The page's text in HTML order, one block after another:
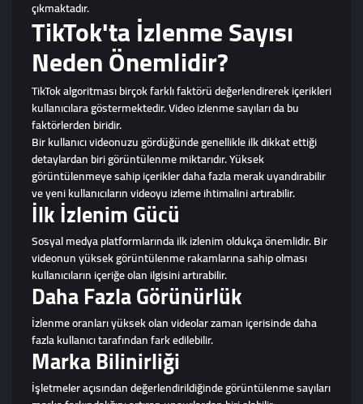
çıkmaktadır.
TikTok'ta İzlenme Sayısı
Neden Önemlidir?
TikTok algoritması birçok farklı faktörü değerlendirerek içerikleri
kullanıcılara göstermektedir. Video izlenme sayıları da bu
faktörlerden biridir.
Bir kullanıcı videonuzu gördüğünde genellikle ilk dikkat ettiği
detaylardan biri görüntülenme miktarıdır. Yüksek
görüntülenmeye sahip içerikler daha fazla merak uyandırabilir
ve yeni kullanıcıların videoyu izleme ihtimalini artırabilir.
İlk İzlenim Gücü
Sosyal medya platformlarında ilk izlenim oldukça önemlidir. Bir
videonun yüksek görüntülenme rakamlarına sahip olması
kullanıcıların içeriğe olan ilgisini artırabilir.
Daha Fazla Görünürlük
İzlenme oranları yüksek olan videolar zaman içerisinde daha
fazla kullanıcı tarafından fark edilebilir.
Marka Bilinirliği
İşletmeler açısından değerlendirildiğinde görüntülenme sayıları